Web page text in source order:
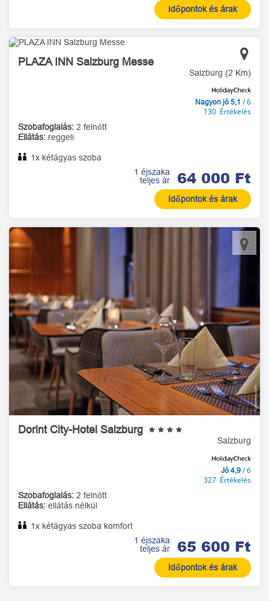
Időpontok és árak
PLAZA INN Salzburg Messe
Salzburg (2 Km)
Nagyon jó 5,1 / 6
130 Értékelés
Szobafoglalás: 2 felnőtt
Ellátás: reggeli
1x kétágyas szoba
1 éjszaka
teljes ár
64 000 Ft
Időpontok és árak
Dorint City-Hotel Salzburg
Salzburg
Jó 4,9 / 6
327 Értékelés
Szobafoglalás: 2 felnőtt
Ellátás: ellátás nélkül
1x kétágyas szoba komfort
1 éjszaka
teljes ár
65 600 Ft
Időpontok és árak